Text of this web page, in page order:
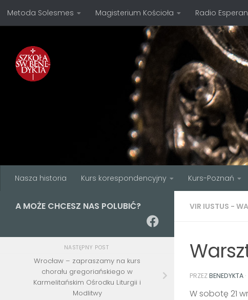
Przejdź do treści
Metoda Solesmes Magisterium Kościoła Radio
Nasza historia Kurs korespondencyjny Kurs-Poznań
VIR IUSTUS -
PRZEZBENEDYKTA
W sobotę 21
A MOŻE CHCESZ NAS POLUBIĆ?
NASTĘPNY POST
Wrocław – zapraszamy na kurs
chorału gregoriańskiego w
Karmelitańskim Ośrodku Liturgii i
Modlitwy